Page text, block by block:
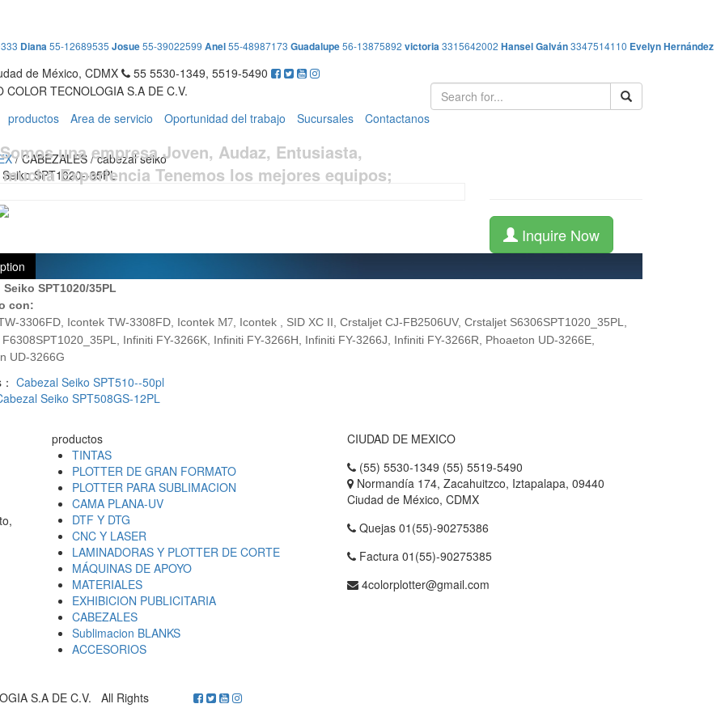
Diana55-12689535 Josue55-39022599 Anel55-48987173 Guadalupe56-13875892 victoria3315642002 Hansel Galván3347514110 Evelyn Hernández
de México, CDMX
55 5530-1349, 5519-5490
COLOR TECNOLOGIA S.A DE C.V.
productos
Area de servicio Oportunidad del trabajo Sucursales Contactanos
Somos una empresa Joven, Audaz, Entusiasta,
Experiencia Tenemos los mejores equipos;
/ CABEZALES / cabezal seiko
SPT1020--35PL
Inquire Now
Seiko SPT1020/35PL
con:
3306FD, Icontek TW-3308FD, Icontek M7, Icontek , SID XC II, Crstaljet CJ-FB2506UV, Crstaljet S6306SPT1020_35PL,
Infiniti FY-3266K, Infiniti FY-3266H, Infiniti FY-3266J, Infiniti FY-3266R, Phoaeton UD-3266E,
UD-3266G
Cabezal Seiko SPT510--50pl
Seiko SPT508GS-12PL
productos
TINTAS
PLOTTER DE GRAN FORMATO
PLOTTER PARA SUBLIMACION
CAMA PLANA-UV
DTF Y DTG
CNC Y LASER
LAMINADORAS Y PLOTTER DE CORTE
MÁQUINAS DE APOYO
MATERIALES
EXHIBICION PUBLICITARIA
CABEZALES
Sublimacion BLANKS
ACCESORIOS
CIUDAD DE MEXICO
(55) 5530-1349 (55) 5519-5490
Normandía 174, Zacahuitzco, Iztapalapa, 09440
Ciudad de México, CDMX
Quejas 01(55)-90275386
Factura 01(55)-90275385
4colorplotter@gmail.com
S.A DE C.V. All Rights